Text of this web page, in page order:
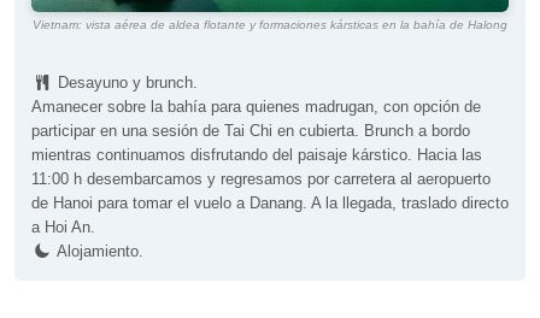
Vietnam: vista aérea de aldea flotante y formaciones kársticas en la bahía de Halong
Desayuno y brunch.
Amanecer sobre la bahía para quienes madrugan, con opción de
participar en una sesión de Tai Chi en cubierta. Brunch a bordo
mientras continuamos disfrutando del paisaje kárstico. Hacia las
11:00 h desembarcamos y regresamos por carretera al aeropuerto
de Hanoi para tomar el vuelo a Danang. A la llegada, traslado directo
a Hoi An.
Alojamiento.